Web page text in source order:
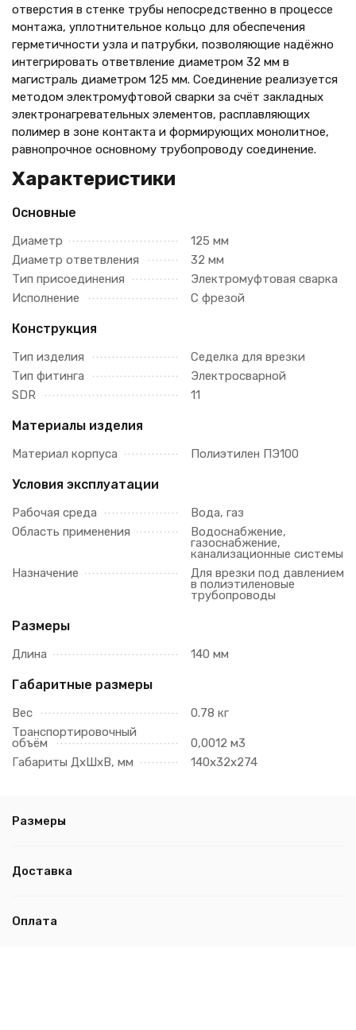
отверстия в стенке трубы непосредственно в процессе
монтажа, уплотнительное кольцо для обеспечения
герметичности узла и патрубки, позволяющие надёжно
интегрировать ответвление диаметром 32 мм в
магистраль диаметром 125 мм. Соединение реализуется
методом электромуфтовой сварки за счёт закладных
электронагревательных элементов, расплавляющих
полимер в зоне контакта и формирующих монолитное,
равнопрочное основному трубопроводу соединение.
Характеристики
Основные
Диаметр
125 мм
Диаметр ответвления
32 мм
Тип присоединения
Электромуфтовая сварка
Исполнение
С фрезой
Конструкция
Тип изделия
Седелка для врезки
Тип фитинга
Электросварной
SDR
11
Материалы изделия
Материал корпуса Полиэтилен ПЭ100
Условия эксплуатации
Рабочая среда
Вода, газ
Область применения
Водоснабжение,
газоснабжение,
канализационные системы
Назначение
Для врезки под давлением
в полиэтиленовые
трубопроводы
Размеры
Длина 140 мм
Габаритные размеры
Вес
0.78 кг
Транспортировочный
объём
0,0012 м3
Габариты ДхШхВ, мм
140х32х274
Размеры
Доставка
Оплата